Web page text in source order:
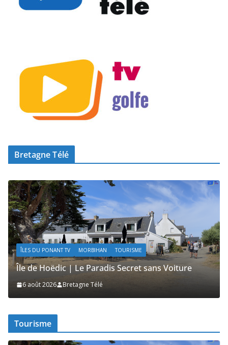
Bretagne Télé
ACTUALITÉS | KELEIER ÎLES DU PONANT TV MORBIHAN TOURISME
Île de Hoëdic | Le Sémaphore ouvert au Public
2 août 2026 Bretagne Télé
Tourisme